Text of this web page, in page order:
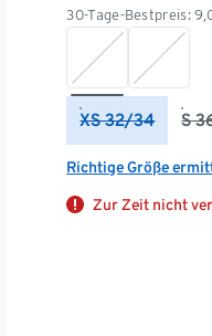
30-Tage-Bestpreis:
XS 32/34 S
Richtige Größe
Zur Zeit nicht